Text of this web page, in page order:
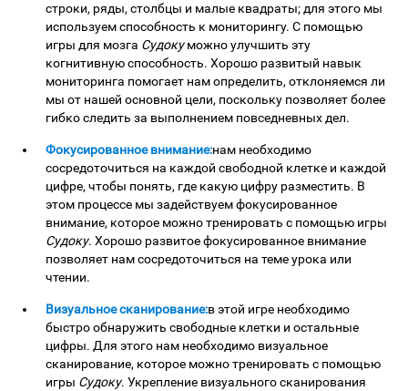
строки, ряды, столбцы и малые квадраты; для этого мы
используем способность к мониторингу. С помощью
игры для мозга Судокуможно улучшить эту
когнитивную способность. Хорошо развитый навык
мониторинга помогает нам определить, отклоняемся ли
мы от нашей основной цели, поскольку позволяет более
гибко следить за выполнением повседневных дел.
Фокусированное внимание:нам необходимо
сосредоточиться на каждой свободной клетке и каждой
цифре, чтобы понять, где какую цифру разместить. В
этом процессе мы задействуем фокусированное
внимание, которое можно тренировать с помощью игры
Судоку. Хорошо развитое фокусированное внимание
позволяет нам сосредоточиться на теме урока или
чтении.
Визуальное сканирование:в этой игре необходимо
быстро обнаружить свободные клетки и остальные
цифры. Для этого нам необходимо визуальное
сканирование, которое можно тренировать с помощью
игры Судоку. Укрепление визуального сканирования